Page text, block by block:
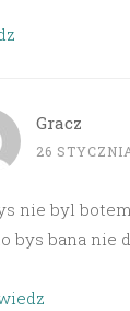
Gracz
26
nie byl
bys bana nie